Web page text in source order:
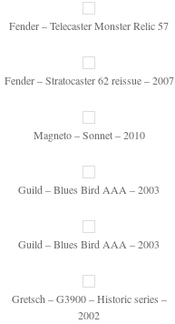
Fender – Telecaster Monster Relic 57
Fender – Stratocaster 62 reissue – 2007
Magneto – Sonnet – 2010
Guild – Blues Bird AAA – 2003
Guild – Blues Bird AAA – 2003
Gretsch – G3900 – Historic series –
2002